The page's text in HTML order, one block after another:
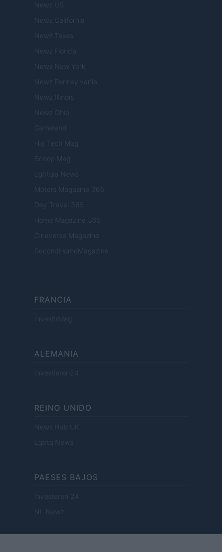
Newz US
Newz California
Newz Texas
Newz Florida
Newz New York
Newz Pennsylvania
Newz Illinois
Newz Ohio
Gameland
Hig Tech Mag
Scoop Mag
Lgbtqia News
Motors Magazine 365
Day Travel 365
Home Magazine 365
Cineverse Magazine
SecondHomeMagazine
FRANCIA
InvestirMag
ALEMANIA
Investieren24
REINO UNIDO
News Hub UK
Lgbtq News
PAESES BAJOS
Investeren 24
NL Newz